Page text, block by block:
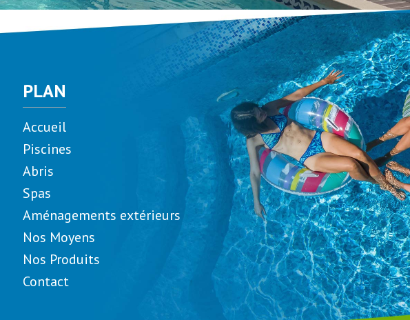
PLAN
Accueil
Piscines
Abris
Spas
Aménagements extérieurs
Nos Moyens
Nos Produits
Contact